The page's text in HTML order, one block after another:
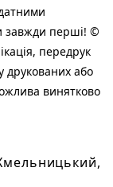
завжди перші! ©
передрук
друкованих або
винятково